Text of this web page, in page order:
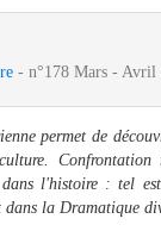
- n°178 Mars - Avril
permet de
l'histoire : tel
la Dramatique